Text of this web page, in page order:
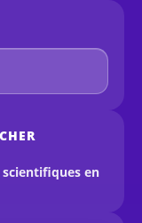
scientifiques en